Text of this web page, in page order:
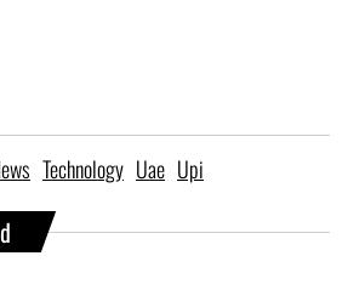
Technology Uae Upi